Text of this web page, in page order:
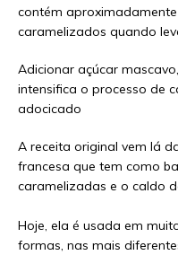
contém
caramelizados quando
Adicionar açúcar
intensifica o processo de
adocicado
A receita original vem lá
francesa que tem como
caramelizadas e o caldo
Hoje, ela é usada em
formas, nas mais